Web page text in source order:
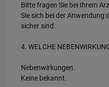
Bitte fragen Sie bei Ihrem
Sie sich bei der Anwendung
sicher sind.
4. WELCHE
Nebenwirkungen:
Keine bekannt.